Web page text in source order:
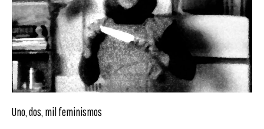
Uno, dos, mil feminismos